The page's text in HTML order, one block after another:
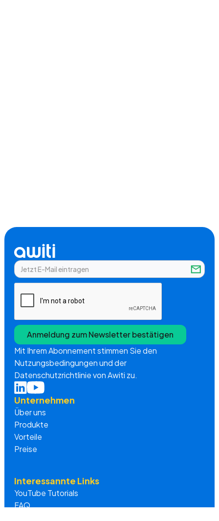
Mit Ihrem Abonnement stimmen Sie den
Nutzungsbedingungen und der
Datenschutzrichtlinie von Awiti zu.
Unternehmen
Über uns
Produkte
Vorteile
Preise
Interessannte Links
YouTube Tutorials
FAQ